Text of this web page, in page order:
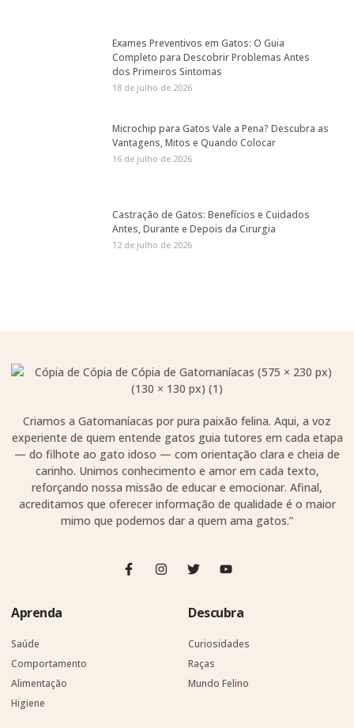
Exames Preventivos em Gatos: O Guia
Completo para Descobrir Problemas Antes
dos Primeiros Sintomas
18 de julho de 2026
Microchip para Gatos Vale a Pena? Descubra as
Vantagens, Mitos e Quando Colocar
16 de julho de 2026
Castração de Gatos: Benefícios e Cuidados
Antes, Durante e Depois da Cirurgia
12 de julho de 2026
Criamos a Gatomaníacas por pura paixão felina. Aqui, a voz
experiente de quem entende gatos guia tutores em cada etapa
— do filhote ao gato idoso — com orientação clara e cheia de
carinho. Unimos conhecimento e amor em cada texto,
reforçando nossa missão de educar e emocionar. Afinal,
acreditamos que oferecer informação de qualidade é o maior
mimo que podemos dar a quem ama gatos.”
Aprenda
Saúde
Comportamento
Alimentação
Higiene
Descubra
Curiosidades
Raças
Mundo Felino